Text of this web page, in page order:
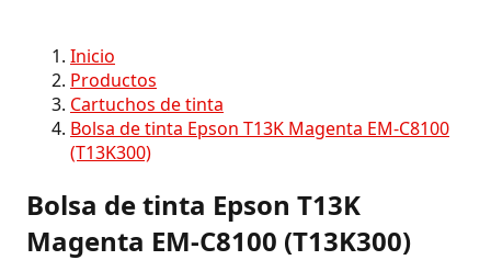
Inicio
Productos
Cartuchos de tinta
Bolsa de tinta Epson T13K Magenta EM-C8100
(T13K300)
Bolsa de tinta Epson T13K
Magenta EM-C8100 (T13K300)